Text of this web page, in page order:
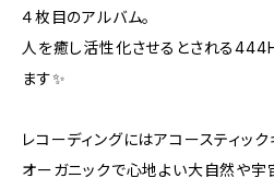
４枚目のアルバム。
人を癒し活性化させるとされる
ます✨
レコーディングにはアコースティッ
オーガニックで心地よい大自然や宇